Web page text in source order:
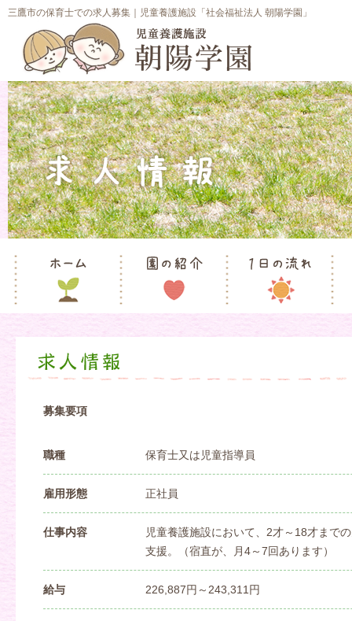
三鷹市の保育士での求人募集｜児童養護施設「社会福祉法人 朝陽学園」
ホーム 園の紹介 1日の流れ
募集要項
職種 保育士又は児童指導員
雇用形態 正社員
仕事内容
児童養護施設において、2才～18才まで
支援。（宿直が、月4～7回あります）
給与 226,887円～243,311円